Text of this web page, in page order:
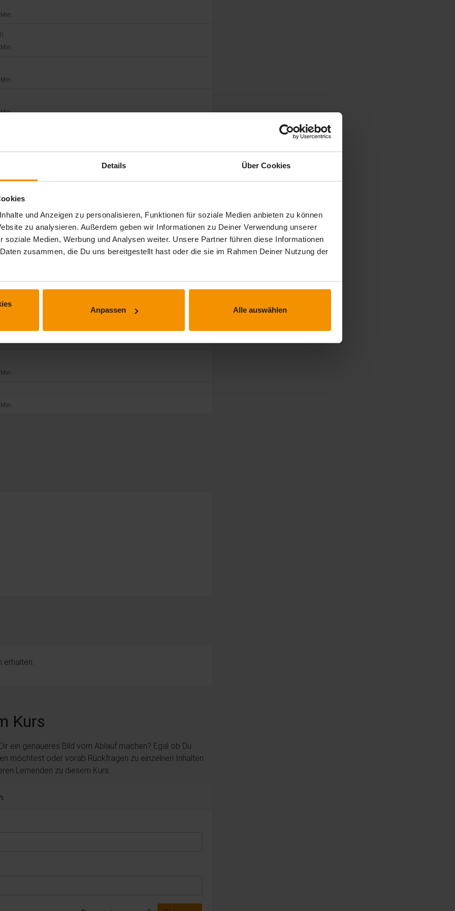
Details Über Cookies
und Anzeigen zu personalisieren, Funktionen für soziale Medien anbieten zu können
zu analysieren. Außerdem geben wir Informationen zu Deiner Verwendung unserer
soziale Medien, Werbung und Analysen weiter. Unsere Partner führen diese Informationen
zusammen, die Du uns bereitgestellt hast oder die sie im Rahmen Deiner Nutzung der
Anpassen Alle auswählen
erhalten.
Kurs
ein genaueres Bild vom Ablauf machen? Egal ob Du
möchtest oder vorab Rückfragen zu einzelnen Inhalten
Lernenden zu diesem Kurs.